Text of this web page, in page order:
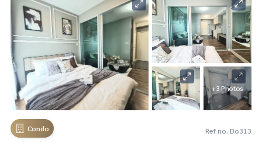
+3 Photos
Condo Ref no. Do313